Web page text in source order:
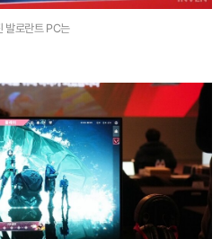
로란트 PC는